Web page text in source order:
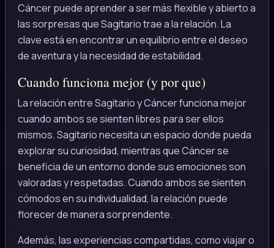
Cáncer puede aprender a ser más flexible y abierto a
las sorpresas que Sagitario trae a la relación. La
clave está en encontrar un equilibrio entre el deseo
de aventura y la necesidad de estabilidad.
Cuando funciona mejor (y por que)
La relación entre Sagitario y Cáncer funciona mejor
cuando ambos se sienten libres para ser ellos
mismos. Sagitario necesita un espacio donde pueda
explorar su curiosidad, mientras que Cáncer se
beneficia de un entorno donde sus emociones son
valoradas y respetadas. Cuando ambos se sienten
cómodos en su individualidad, la relación puede
florecer de manera sorprendente.
Además, las experiencias compartidas, como viajar o